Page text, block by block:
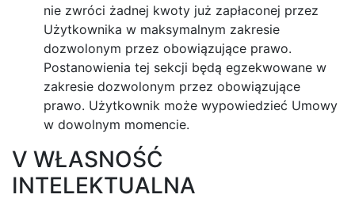
nie zwróci żadnej kwoty już zapłaconej przez
Użytkownika w maksymalnym zakresie
dozwolonym przez obowiązujące prawo.
Postanowienia tej sekcji będą egzekwowane w
zakresie dozwolonym przez obowiązujące
prawo. Użytkownik może wypowiedzieć Umowy
w dowolnym momencie.
V WŁASNOŚĆ
INTELEKTUALNA